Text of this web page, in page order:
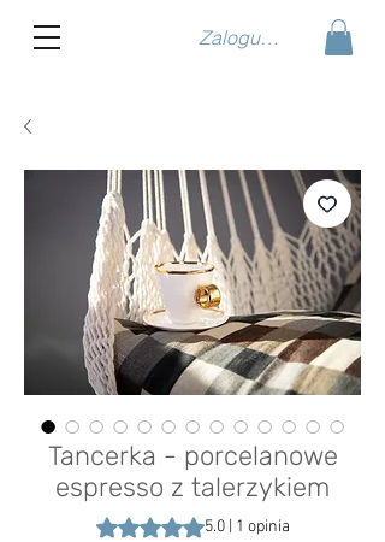
Zaloguj się
Tancerka - porcelanowe
espresso z talerzykiem
Ocena to 5.0 na pięć gwiazdek
5.0 | 1 opinia